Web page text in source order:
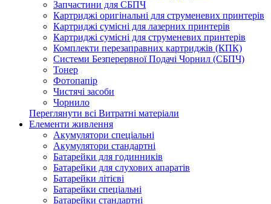
Запчастини для СБПЧ
Картриджі оригінальні для струменевих принтерів
Картриджі сумісні для лазерних принтерів
Картриджі сумісні для струменевих принтерів
Комплекти перезаправних картриджів (КПК)
Системи Безперервної Подачі Чорнил (СБПЧ)
Тонер
Фотопапір
Чистячі засоби
Чорнило
Переглянути всі Витратні матеріали
Елементи живлення
Акумулятори спеціальні
Акумулятори стандартні
Батарейки для годинників
Батарейки для слухових апаратів
Батарейки літієві
Батарейки спеціальні
Батарейки стандартні